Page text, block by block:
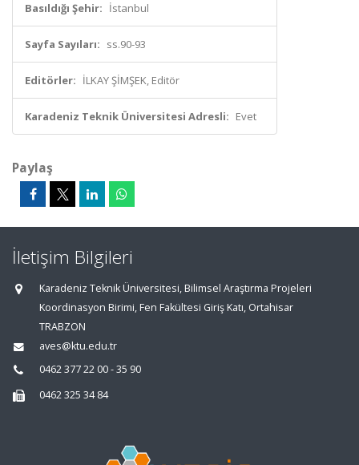
Basıldığı Şehir: İstanbul
Sayfa Sayıları: ss.90-93
Editörler: İLKAY ŞİMŞEK, Editör
Karadeniz Teknik Üniversitesi Adresli: Evet
Paylaş
İletişim Bilgileri
Karadeniz Teknik Üniversitesi, Bilimsel Araştırma Projeleri
Koordinasyon Birimi, Fen Fakültesi Giriş Katı, Ortahisar
TRABZON
aves@ktu.edu.tr
0462 377 22 00 - 35 90
0462 325 34 84